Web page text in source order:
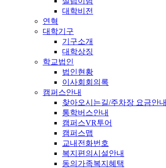
대학비전
연혁
대학기구
기구소개
대학상징
학교법인
법인현황
이사회회의록
캠퍼스안내
찾아오시는길/주차장 요금안내
통학버스안내
캠퍼스VR투어
캠퍼스맵
교내전화번호
복지편의시설안내
동의가족복지혜택